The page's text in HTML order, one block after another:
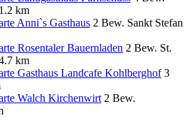
1.2 km
Anni`s Gasthaus 2 Bew. Sankt Stefan
Rosentaler Bauernladen 2 Bew. St.
km
Gasthaus Landcafe Kohlberghof 3
Walch Kirchenwirt 2 Bew.